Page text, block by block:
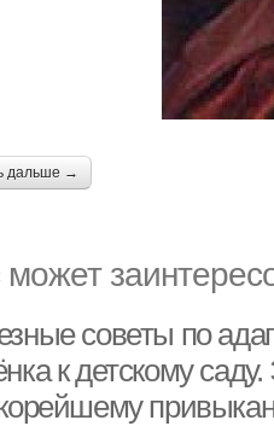
дальше →
советы по
к детскому